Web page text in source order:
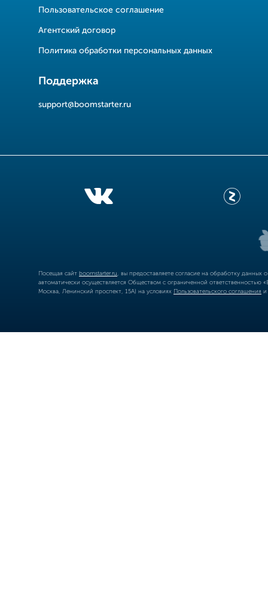
Пользовательское соглашение
Агентский договор
Политика обработки персональных данных
Поддержка
support@boomstarter.ru
Посещая сайт boomstarter.ru , вы предоставляете согласие на обработку
автоматически осуществляется Обществом с ограниченной
Москва, Ленинский проспект, 15А) на условиях Пользовательского соглашения и